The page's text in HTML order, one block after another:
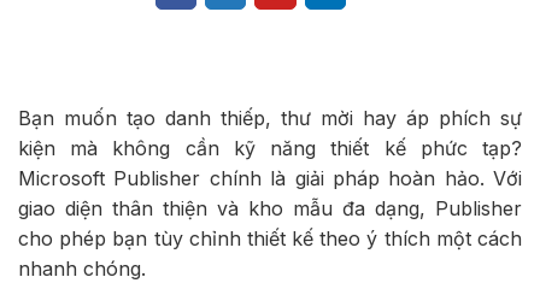
Bạn muốn tạo danh thiếp, thư mời hay áp phích sự
kiện mà không cần kỹ năng thiết kế phức tạp?
Microsoft Publisher chính là giải pháp hoàn hảo. Với
giao diện thân thiện và kho mẫu đa dạng, Publisher
cho phép bạn tùy chỉnh thiết kế theo ý thích một cách
nhanh chóng.